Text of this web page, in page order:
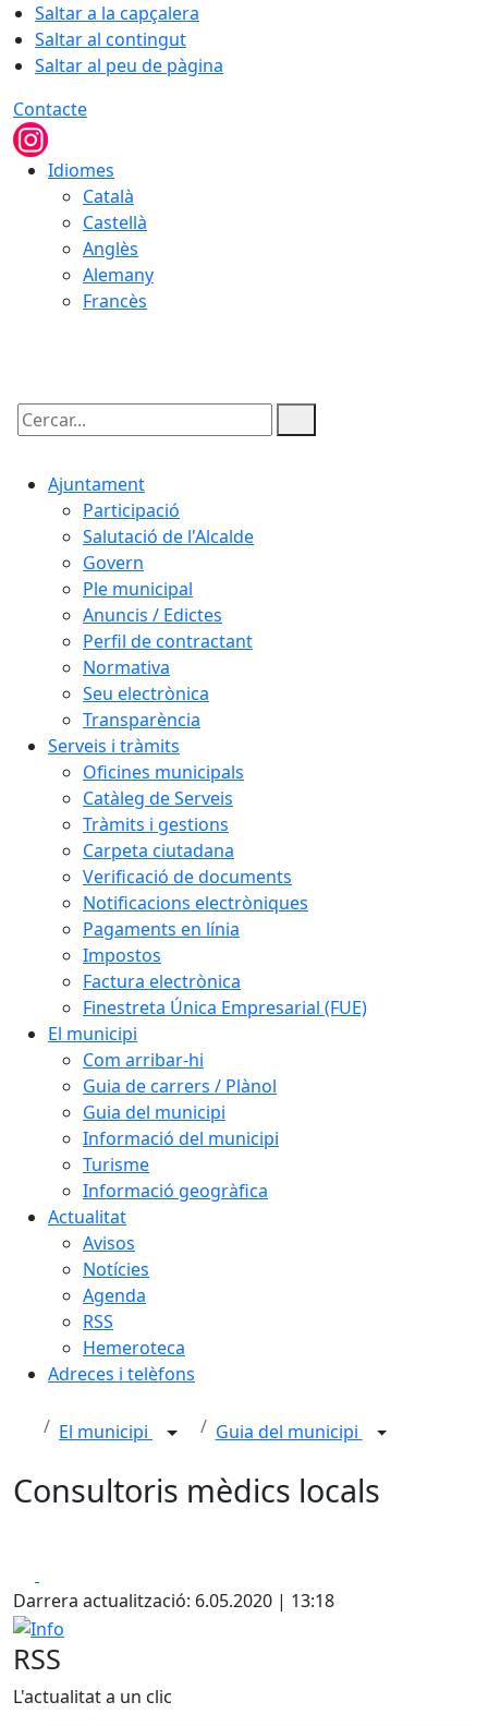
Saltar a la capçalera
Saltar al contingut
Saltar al peu de pàgina
Contacte
Idiomes
Català
Castellà
Anglès
Alemany
Francès
Cercar:
Ajuntament
Participació
Salutació de l'Alcalde
Govern
Ple municipal
Anuncis / Edictes
Perfil de contractant
Normativa
Seu electrònica
Transparència
Serveis i tràmits
Oficines municipals
Catàleg de Serveis
Tràmits i gestions
Carpeta ciutadana
Verificació de documents
Notificacions electròniques
Pagaments en línia
Impostos
Factura electrònica
Finestreta Única Empresarial (FUE)
El municipi
Com arribar-hi
Guia de carrers / Plànol
Guia del municipi
Informació del municipi
Turisme
Informació geogràfica
Actualitat
Avisos
Notícies
Agenda
RSS
Hemeroteca
Adreces i telèfons
El municipi Guia del municipi
Consultoris mèdics locals
Darrera actualització: 6.05.2020 | 13:18
Info
RSS
L'actualitat a un clic